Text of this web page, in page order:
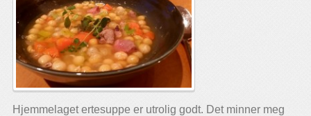
Hjemmelaget ertesuppe er utrolig godt. Det minner meg